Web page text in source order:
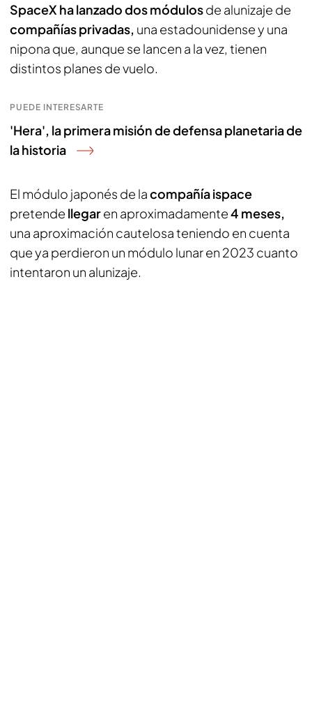
SpaceX ha lanzado dos módulosde alunizaje de
compañías privadas, una estadounidense y una
nipona que, aunque se lancen a la vez, tienen
distintos planes de vuelo.
PUEDE INTERESARTE
'Hera', la primera misión de defensa planetaria de
la historia
El módulo japonés de lacompañía ispace
pretende llegaren aproximadamente4 meses,
una aproximación cautelosa teniendo en cuenta
que ya perdieron un módulo lunar en 2023 cuanto
intentaron un alunizaje.